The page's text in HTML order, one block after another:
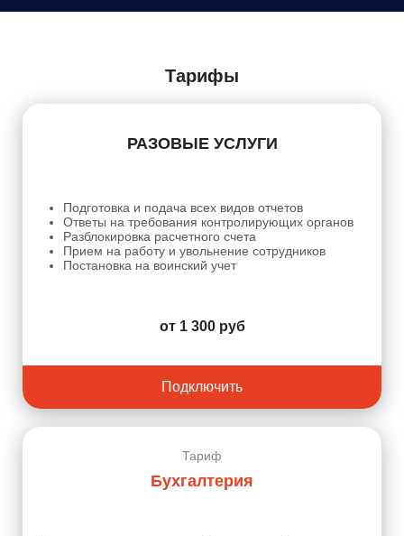
Тарифы
РАЗОВЫЕ УСЛУГИ
Подготовка и подача всех видов отчетов
Ответы на требования контролирующих органов
Разблокировка расчетного счета
Прием на работу и увольнение сотрудников
Постановка на воинский учет
от 1 300 руб
Подключить
Тариф
Бухгалтерия